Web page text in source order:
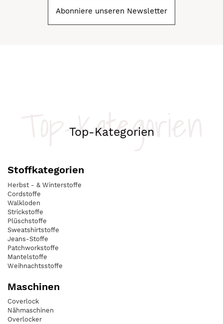
Abonniere unseren Newsletter
Top-Kategorien
Top-Kategorien
Stoffkategorien
Herbst - & Winterstoffe
Cordstoffe
Walkloden
Strickstoffe
Plüschstoffe
Sweatshirtstoffe
Jeans-Stoffe
Patchworkstoffe
Mantelstoffe
Weihnachtsstoffe
Maschinen
Coverlock
Nähmaschinen
Overlocker